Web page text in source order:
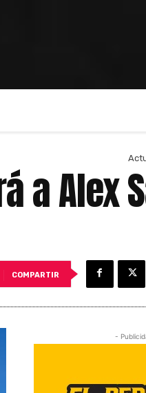
a Alex
COMPARTIR
-